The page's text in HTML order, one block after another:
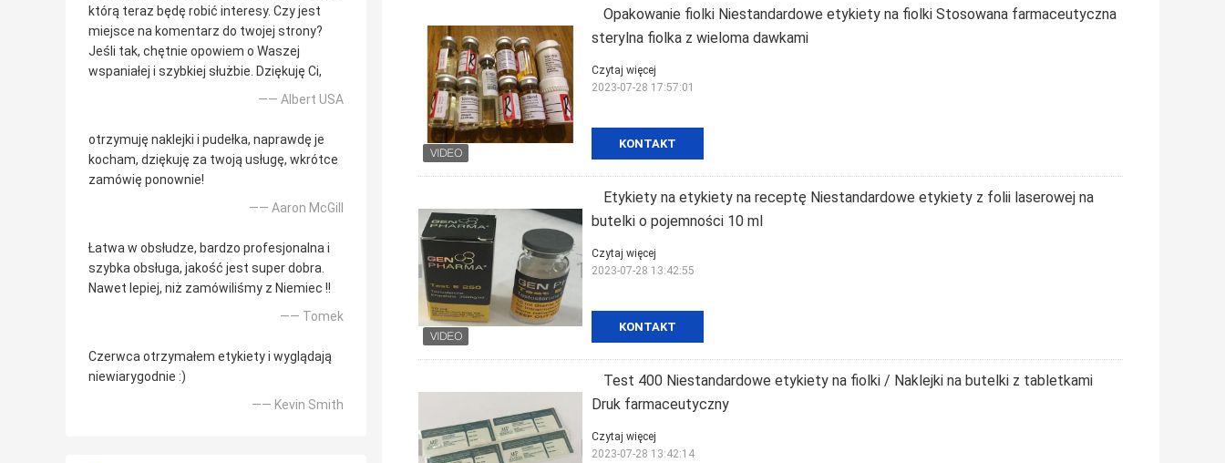
którą teraz będę robić interesy. Czy jest
miejsce na komentarz do twojej strony?
Jeśli tak, chętnie opowiem o Waszej
wspaniałej i szybkiej służbie. Dziękuję Ci,
—— Albert USA
otrzymuję naklejki i pudełka, naprawdę je
kocham, dziękuję za twoją usługę, wkrótce
zamówię ponownie!
—— Aaron McGill
Łatwa w obsłudze, bardzo profesjonalna i
szybka obsługa, jakość jest super dobra.
Nawet lepiej, niż zamówiliśmy z Niemiec !!
—— Tomek
Czerwca otrzymałem etykiety i wyglądają
niewiarygodnie :)
—— Kevin Smith
Opakowanie fiolki Niestandardowe etykiety na fiolki Stosowana farmaceutyczna
sterylna fiolka z wieloma dawkami
KONTAKT
Czytaj więcej
2023-07-28 17:57:01
Etykiety na etykiety na receptę Niestandardowe etykiety z folii laserowej na
butelki o pojemności 10 ml
KONTAKT
Czytaj więcej
2023-07-28 13:42:55
Test 400 Niestandardowe etykiety na fiolki / Naklejki na butelki z tabletkami
Druk farmaceutyczny
Czytaj więcej
2023-07-28 13:42:14